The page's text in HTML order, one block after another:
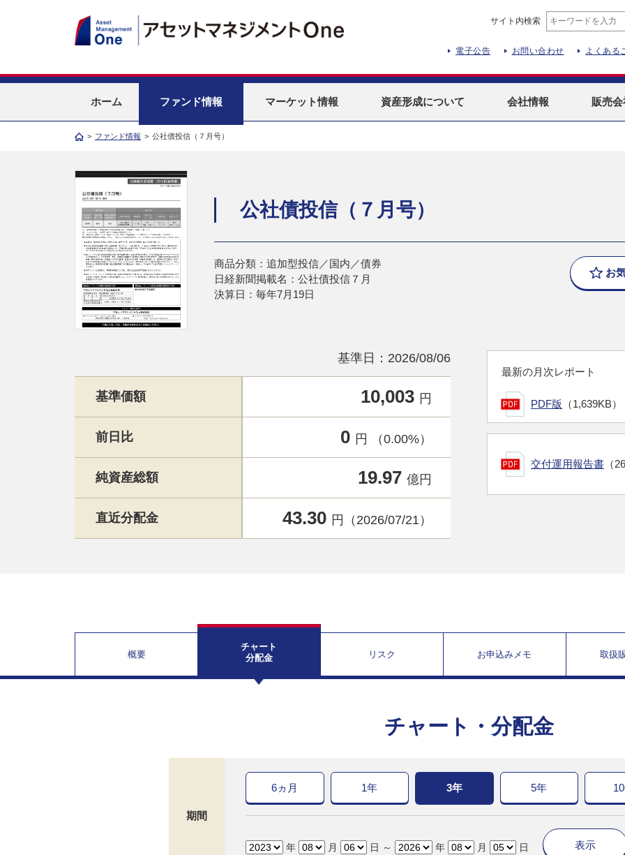
サイト内検索
電子公告 お問い合わせ よくある
ホーム ファンド情報 マーケット情報 資産形成について 会社情報 販売
> ファンド情報 > 公社債投信（７月号）
公社債投信（７月号）
商品分類：追加型投信／国内／債券
日経新聞掲載名：公社債投信７月
決算日：毎年7月19日
お
基準日：2026/08/06
基準価額 10,003 円
前日比 0 円 （0.00%）
純資産総額 19.97 億円
直近分配金 43.30 円（2026/07/21）
最新の月次レポート
PDF版 （1,639KB）
交付運用報告書 （
概要
チャート
分配金
リスク お申込みメモ 取扱
チャート・分配金
期間
6ヵ月 1年 3年 5年
年 月 日 ～ 年 月 日 表示